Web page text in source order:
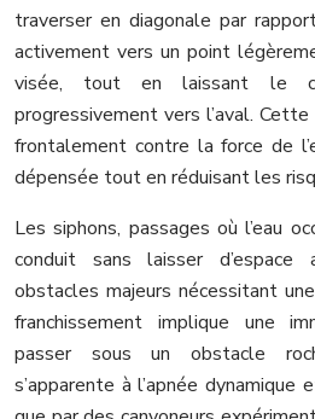
traverser en diagonale par
activement vers un point
visée, tout en laissant le
progressivement vers l’aval.
frontalement contre la force de
dépensée tout en réduisant les
Les siphons, passages où l’eau
conduit sans laisser d’espace
obstacles majeurs nécessitant
franchissement implique une
passer sous un obstacle
s’apparente à l’apnée